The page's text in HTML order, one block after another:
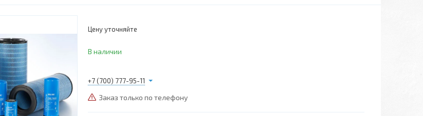
Цену уточняйте
В наличии
+7 (700) 777-95-11
Заказ только по телефону